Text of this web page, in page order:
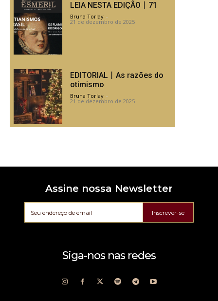
LEIA NESTA EDIÇÃO丨71
Bruna Torlay -
21 de dezembro de 2025
EDITORIAL丨As razões do
otimismo
Bruna Torlay -
21 de dezembro de 2025
Assine nossa Newsletter
Inscrever-se
Siga-nos nas redes